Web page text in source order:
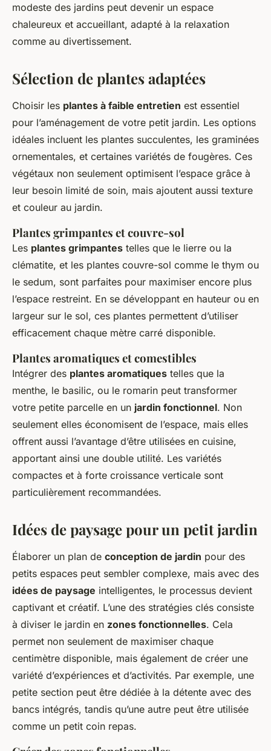
modeste des jardins peut devenir un espace
chaleureux et accueillant, adapté à la relaxation
comme au divertissement.
Sélection de plantes adaptées
Choisir les plantes à faible entretien est essentiel
pour l’aménagement de votre petit jardin. Les options
idéales incluent les plantes succulentes, les graminées
ornementales, et certaines variétés de fougères. Ces
végétaux non seulement optimisent l’espace grâce à
leur besoin limité de soin, mais ajoutent aussi texture
et couleur au jardin.
Plantes grimpantes et couvre-sol
Les plantes grimpantes telles que le lierre ou la
clématite, et les plantes couvre-sol comme le thym ou
le sedum, sont parfaites pour maximiser encore plus
l’espace restreint. En se développant en hauteur ou en
largeur sur le sol, ces plantes permettent d’utiliser
efficacement chaque mètre carré disponible.
Plantes aromatiques et comestibles
Intégrer des plantes aromatiques telles que la
menthe, le basilic, ou le romarin peut transformer
votre petite parcelle en un jardin fonctionnel. Non
seulement elles économisent de l’espace, mais elles
offrent aussi l’avantage d’être utilisées en cuisine,
apportant ainsi une double utilité. Les variétés
compactes et à forte croissance verticale sont
particulièrement recommandées.
Idées de paysage pour un petit jardin
Élaborer un plan de conception de jardin pour des
petits espaces peut sembler complexe, mais avec des
idées de paysage intelligentes, le processus devient
captivant et créatif. L’une des stratégies clés consiste
à diviser le jardin en zones fonctionnelles. Cela
permet non seulement de maximiser chaque
centimètre disponible, mais également de créer une
variété d’expériences et d’activités. Par exemple, une
petite section peut être dédiée à la détente avec des
bancs intégrés, tandis qu’une autre peut être utilisée
comme un petit coin repas.